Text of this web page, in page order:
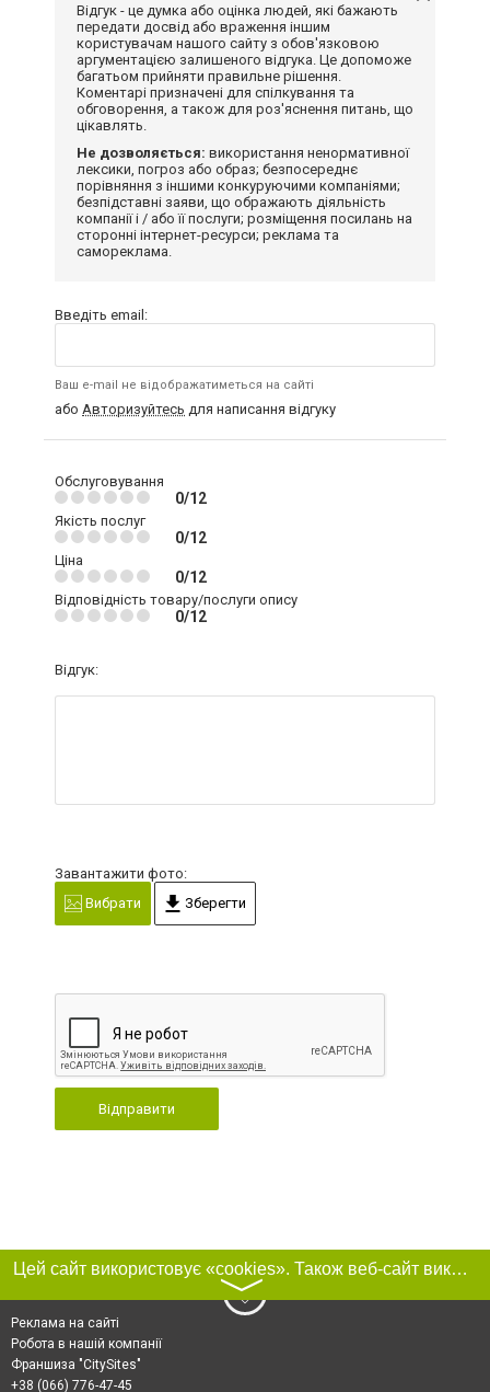
Відгук - це думка або оцінка людей, які бажають
передати досвід або враження іншим
користувачам нашого сайту з обов'язковою
аргументацією залишеного відгука. Це допоможе
багатьом прийняти правильне рішення.
Коментарі призначені для спілкування та
обговорення, а також для роз'яснення питань, що
цікавлять.
Не дозволяється: використання ненормативної
лексики, погроз або образ; безпосереднє
порівняння з іншими конкуруючими компаніями;
безпідставні заяви, що ображають діяльність
компанії і / або її послуги; розміщення посилань на
сторонні інтернет-ресурси; реклама та
самореклама.
Введіть email:
Ваш e-mail не відображатиметься на сайті
або Авторизуйтесь для написання відгуку
Обслуговування
0/12
Якість послуг
0/12
Ціна
0/12
Відповідність товару/послуги опису
0/12
Відгук:
Завантажити фото:
Вибрати
Зберегти
Відправити
Цей сайт використовує «cookies». Також веб-сайт використовує інтернет-сервіс для збору технічних даних стосовно відвідувачів з метою отримання маркетингової та статистичної інформації. Умови обробки даних відвідувачів сайту див.
〉
Реклама на сайті
Робота в нашій компанії
Франшиза "CitySites"
+38 (066) 776-47-45